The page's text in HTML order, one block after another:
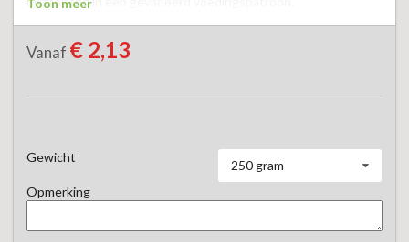
borrelplank of als smaakvolle toevoeging aan salades, baksels
Toon meer
Vanaf € 2,13
Gewicht
250 gram
Opmerking